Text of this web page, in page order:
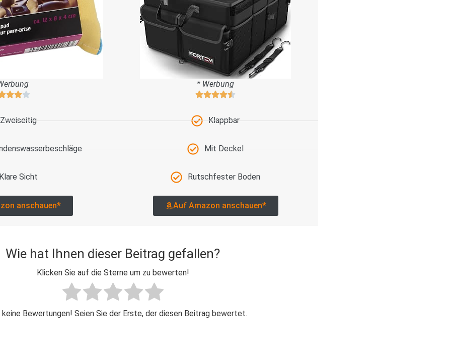
Zweiseitig
Sicht
anschauen*
* Werbung
Klappbar
Mit Deckel
Rutschfester Boden
Auf Amazon anschauen*
Wie hat Ihnen dieser Beitrag gefallen?
Klicken Sie auf die Sterne um zu bewerten!
keine Bewertungen! Seien Sie der Erste, der diesen Beitrag bewertet.